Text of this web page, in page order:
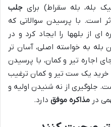
بله، بله سقراط) برای جلب
است. با پرسیدن سوالاتی که
ای از بلهها را ایجاد کرد و در
بله به خواسته اصلی، آسان تر
اجاره تیر و کمان، با پرسیدن
خرید یک ست تیر و کمان ترغیب
جلوگیری از نه شنیدن اولیه و
در مذاکره موفق دارد.